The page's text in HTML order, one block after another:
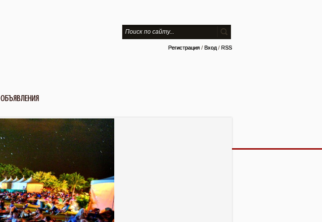
Регистрация / Вход / RSS
ОБЪЯВЛЕНИЯ